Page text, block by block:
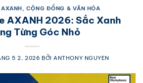
, CỘNG ĐỒNG & VĂN HÓA
AXANH 2026: Sắc Xanh
Từng Góc Nhỏ
5 2, 2026 BỞIANTHONY NGUYEN